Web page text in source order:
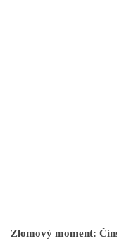
Zlomový moment: